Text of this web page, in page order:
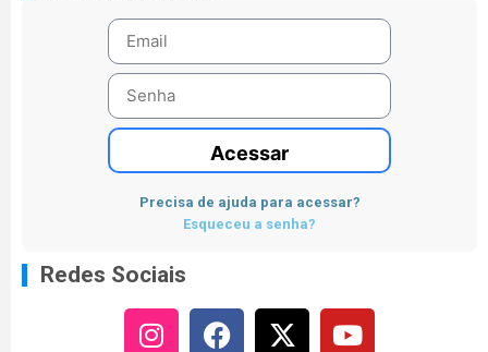
Acessar
Precisa de ajuda para acessar?
Esqueceu a senha?
Redes Sociais